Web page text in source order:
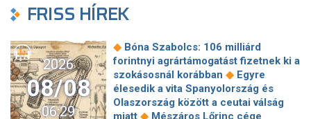
FRISS HÍREK
2026
08/08
06:29
◆ Bóna Szabolcs: 106 milliárd
forintnyi agrártámogatást fizetnek ki a
szokásosnál korábban ◆ Egyre
élesedik a vita Spanyolország és
Olaszország között a ceutai válság
miatt ◆ Mészáros Lőrinc cége